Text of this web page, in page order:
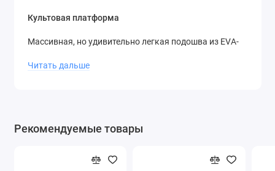
Культовая платформа
Массивная, но удивительно легкая подошва из EVA-
украшена фирменными контрастными штампами
обеспечивает отличную амортизацию и устойчивость
Читать дальше
Рекомендуемые товары